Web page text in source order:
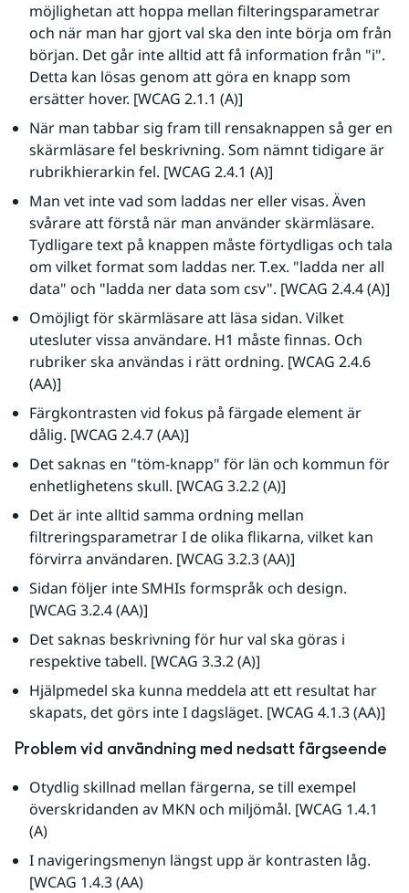
möjlighetan att hoppa mellan filteringsparametrar
och när man har gjort val ska den inte börja om från
början. Det går inte alltid att få information från "i".
Detta kan lösas genom att göra en knapp som
ersätter hover. [WCAG 2.1.1 (A)]
När man tabbar sig fram till rensaknappen så ger en
skärmläsare fel beskrivning. Som nämnt tidigare är
rubrikhierarkin fel. [WCAG 2.4.1 (A)]
Man vet inte vad som laddas ner eller visas. Även
svårare att förstå när man använder skärmläsare.
Tydligare text på knappen måste förtydligas och tala
om vilket format som laddas ner. T.ex. "ladda ner all
data" och "ladda ner data som csv". [WCAG 2.4.4 (A)]
Omöjligt för skärmläsare att läsa sidan. Vilket
utesluter vissa användare. H1 måste finnas. Och
rubriker ska användas i rätt ordning. [WCAG 2.4.6
(AA)]
Färgkontrasten vid fokus på färgade element är
dålig. [WCAG 2.4.7 (AA)]
Det saknas en "töm-knapp" för län och kommun för
enhetlighetens skull. [WCAG 3.2.2 (A)]
Det är inte alltid samma ordning mellan
filtreringsparametrar I de olika flikarna, vilket kan
förvirra användaren. [WCAG 3.2.3 (AA)]
Sidan följer inte SMHIs formspråk och design.
[WCAG 3.2.4 (AA)]
Det saknas beskrivning för hur val ska göras i
respektive tabell. [WCAG 3.3.2 (A)]
Hjälpmedel ska kunna meddela att ett resultat har
skapats, det görs inte I dagsläget. [WCAG 4.1.3 (AA)]
Problem vid användning med nedsatt färgseende
Otydlig skillnad mellan färgerna, se till exempel
överskridanden av MKN och miljömål. [WCAG 1.4.1
(A)
I navigeringsmenyn längst upp är kontrasten låg.
[WCAG 1.4.3 (AA)